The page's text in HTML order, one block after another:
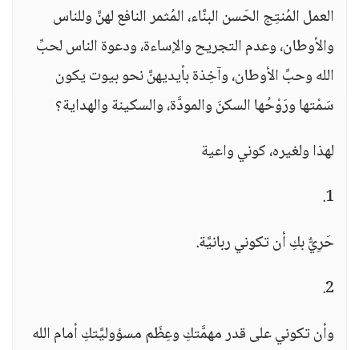
العمل المُنتِج الحَسن البنَّاء، المُثمر النافع لهنَّ وللناس
والأوطان، وعدم التجريح والإساءة، ودعوة الناس لحبِّ
الله وحبِّ الأوطان، وآخِذة بأيديهنَّ نحو بيوت يكون
سَمْتها ورَوْحُها السكنَ والمودَّة، والسكينة والهداية؟
لهذا ولغيره، كوني واعية
1.
حَرِيٌّ بكِ أن تكوني ربانيَّة.
2.
وأن تكوني على قدر مهمَّتكِ وعِظَم مسؤوليَّتكِ أمام الله